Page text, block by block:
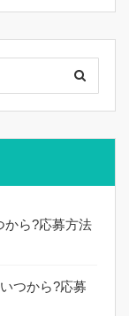
から?応募方法
つから?応募